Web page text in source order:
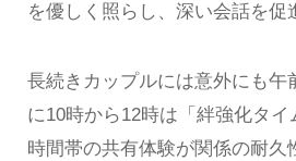
を優しく照らし、深い会話を促
長続きカップルには意外にも午
に10時から12時は「絆強化タ
時間帯の共有体験が関係の耐久